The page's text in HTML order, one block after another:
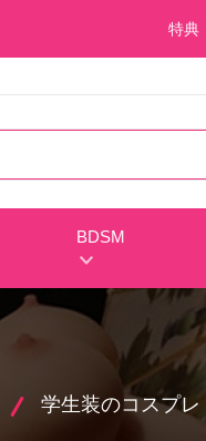
特典
BDSM
学生装のコスプレ